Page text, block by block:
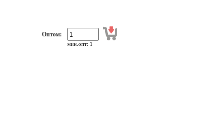
Оптом:
мин.опт: 1